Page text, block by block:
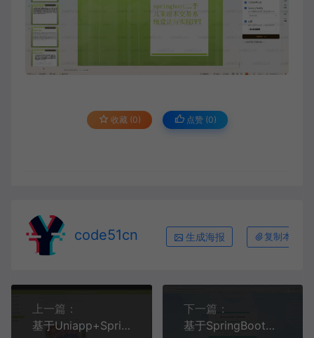
收藏 (0) 点赞 (0)
code51cn 生成海报 复制本文链
上一篇：
基于Uniapp+SpringBoot的电子书阅读器系统
下一篇：
基于SpringBoot+MySQL+SSM+Vue.js的家装一体化平台(附论文)